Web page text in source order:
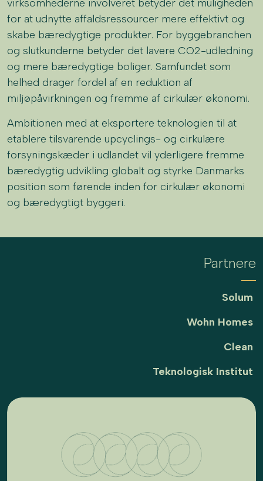
virksomhederne involveret betyder det muligheden
for at udnytte affaldsressourcer mere effektivt og
skabe bæredygtige produkter. For byggebranchen
og slutkunderne betyder det lavere CO2-udledning
og mere bæredygtige boliger. Samfundet som
helhed drager fordel af en reduktion af
miljøpåvirkningen og fremme af cirkulær økonomi.
Ambitionen med at eksportere teknologien til at
etablere tilsvarende upcyclings- og cirkulære
forsyningskæder i udlandet vil yderligere fremme
bæredygtig udvikling globalt og styrke Danmarks
position som førende inden for cirkulær økonomi
og bæredygtigt byggeri.
Partnere
Solum
Wohn Homes
Clean
Teknologisk Institut